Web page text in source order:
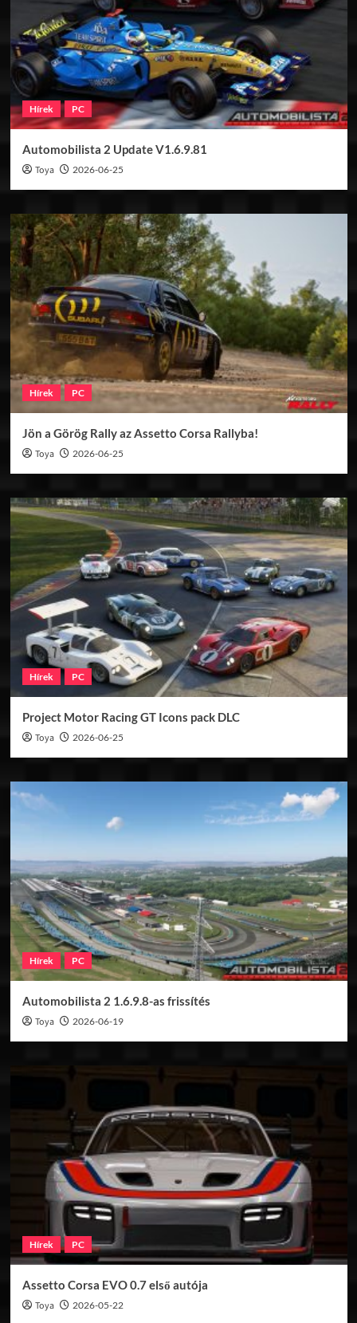
Hírek PC
Automobilista 2 Update V1.6.9.81
Toya 2026-06-25
Hírek PC
Jön a Görög Rally az Assetto Corsa Rallyba!
Toya 2026-06-25
Hírek PC
Project Motor Racing GT Icons pack DLC
Toya 2026-06-25
Hírek PC
Automobilista 2 1.6.9.8-as frissítés
Toya 2026-06-19
Hírek PC
Assetto Corsa EVO 0.7 első autója
Toya 2026-05-22